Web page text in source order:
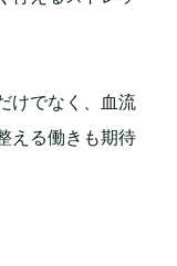
けでなく、血流
える働きも期待